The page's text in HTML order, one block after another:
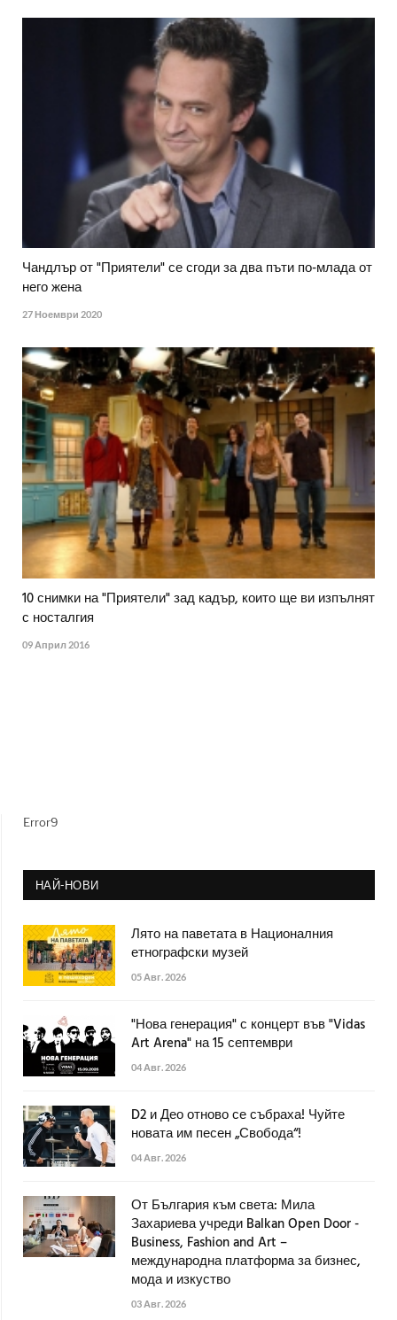
Чандлър от "Приятели" се сгоди за два пъти по-млада от
него жена
27 Ноември 2020
10 снимки на "Приятели" зад кадър, които ще ви изпълнят
с носталгия
09 Април 2016
Error9
НАЙ-НОВИ
Лято на паветата в Националния
етнографски музей
05 Авг. 2026
"Нова генерация" с концерт във "Vidas
Art Arena" на 15 септември
04 Авг. 2026
D2 и Део отново се събраха! Чуйте
новата им песен „Свобода“!
04 Авг. 2026
От България към света: Мила
Захариева учреди Balkan Open Door -
Business, Fashion and Art –
международна платформа за бизнес,
мода и изкуство
03 Авг. 2026